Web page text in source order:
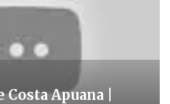
Apuana |